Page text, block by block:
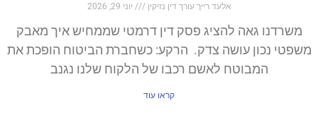
אלעד רייך עורך דין נזיקין יוני 29, 2026
משרדנו גאה להציג פסק דין דרמטי שממחיש איך מאבק
משפטי נכון עושה צדק. הרקע: כשחברת הביטוח הופכת את
המבוטח לאשם רכבו של הלקוח שלנו נגנב
קראו עוד